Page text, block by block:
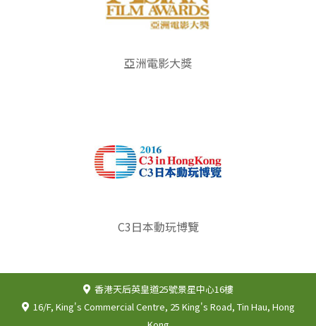
亞洲電影大獎
C3日本動玩博覽
香港天后英皇道25號景星中心16樓
16/F, King's Commercial Centre, 25 King's Road, Tin Hau, Hong